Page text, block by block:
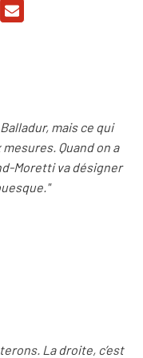
mais ce qui
Quand on a
Moretti va désigner
La droite, c’est